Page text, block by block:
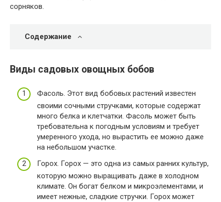
сорняков.
Содержание
Виды садовых овощных бобов
Фасоль. Этот вид бобовых растений известен
своими сочными стручками, которые содержат
много белка и клетчатки. Фасоль может быть
требовательна к погодным условиям и требует
умеренного ухода, но вырастить ее можно даже
на небольшом участке.
Горох. Горох — это одна из самых ранних культур,
которую можно выращивать даже в холодном
климате. Он богат белком и микроэлементами, и
имеет нежные, сладкие стручки. Горох может